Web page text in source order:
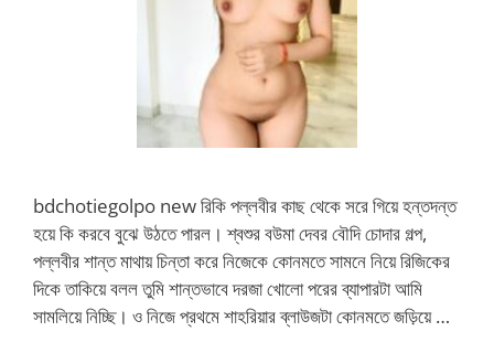
bdchotiegolpo new রিকি পল্লবীর কাছ থেকে সরে গিয়ে হন্তদন্ত
হয়ে কি করবে বুঝে উঠতে পারল। শ্বশুর বউমা দেবর বৌদি চোদার গল্প,
পল্লবীর শান্ত মাথায় চিন্তা করে নিজেকে কোনমতে সামনে নিয়ে রিজিকের
দিকে তাকিয়ে বলল তুমি শান্তভাবে দরজা খোলো পরের ব্যাপারটা আমি
সামলিয়ে নিচ্ছি। ও নিজে প্রথমে শাহরিয়ার ব্লাউজটা কোনমতে জড়িয়ে …